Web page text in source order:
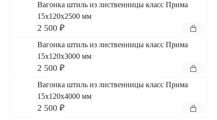
Вагонка штиль из лиственницы класс Прима
15x120x2500 мм
2 500 ₽
Вагонка штиль из лиственницы класс Прима
15x120x3000 мм
2 500 ₽
Вагонка штиль из лиственницы класс Прима
15x120x4000 мм
2 500 ₽